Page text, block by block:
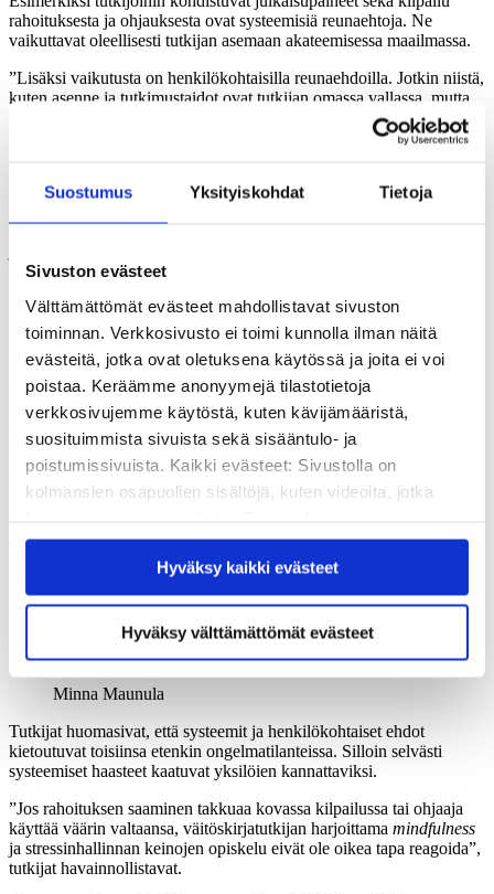
Suostumus Yksityiskohdat Tietoja
Sivuston evästeet
Välttämättömät evästeet mahdollistavat sivuston
toiminnan. Verkkosivusto ei toimi kunnolla ilman näitä
evästeitä, jotka ovat oletuksena käytössä ja joita ei voi
poistaa. Keräämme anonyymejä tilastotietoja
verkkosivujemme käytöstä, kuten kävijämääristä,
suosituimmista sivuista sekä sisääntulo- ja
poistumissivuista. Kaikki evästeet: Sivustolla on
kolmansien osapuolien sisältöjä, kuten videoita, jotka
saattaa estää näiden sisältöjen näkymisen.
Hyväksymällä kaikki evästeet varmistat, että kaikki
sisältö on käytettävissäsi.
Hyväksy kaikki evästeet
Hyväksy välttämättömät evästeet
rahoituksesta ja ohjauksesta ovat systeemisiä reunaehtoja. Ne
vaikuttavat oleellisesti tutkijan asemaan akateemisessa maailmassa.
”Lisäksi vaikutusta on henkilökohtaisilla reunaehdoilla. Jotkin niistä,
kuten asenne ja tutkimustaidot ovat tutkijan omassa vallassa, mutta
toisiin, kuten ikään, sukupuoleen tai kansallisuuteen tutkija ei voi
Kultapojista lannistujiin
Minni Matikainen
huijarisyndroomaisiksi, ”haamututkijoiksi” ja lannistuneiksi.
Siinä missä kultapoika tai -tyttö löytää varhain verkostoja, jotka
kiinnittävät hänet akateemiseen urapolkuun ja asiantuntijayhteisöön,
katkeroitunut haamututkija pysyy vuosienkin ilmaisen työn jälkeen
ulkopuolisena akateemisen yhteisön reunamilla.
Huijarisyndroomainen taas epäilee omia kykyjään, ja lannistuja
luovuttaa lopulta.
Tunnistettavat kokemukset
Aiemmin väitöskirjatutkijoita on tarkasteltu yksittäisestä, rajatusta
huomio on kokonaisuudessa.
Minna Maunula
Tutkijat huomasivat, että systeemit ja henkilökohtaiset ehdot
kietoutuvat toisiinsa etenkin ongelmatilanteissa. Silloin selvästi
systeemiset haasteet kaatuvat yksilöien kannattaviksi.
”Jos rahoituksen saaminen takkuaa kovassa kilpailussa tai ohjaaja
käyttää väärin valtaansa, väitöskirjatutkijan harjoittama mindfulness
ja stressinhallinnan keinojen opiskelu eivät ole oikea tapa reagoida”,
tutkijat havainnollistavat.